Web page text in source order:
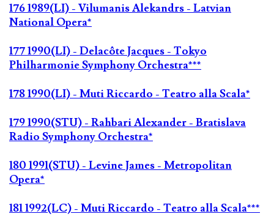
176 1989(LI) - Vilumanis Alekandrs - Latvian
National Opera*
177 1990(LI) - Delacôte Jacques - Tokyo
Philharmonie Symphony Orchestra***
178 1990(LI) - Muti Riccardo - Teatro alla Scala*
179 1990(STU) - Rahbari Alexander - Bratislava
Radio Symphony Orchestra*
180 1991(STU) - Levine James - Metropolitan
Opera*
181 1992(LC) - Muti Riccardo - Teatro alla Scala***